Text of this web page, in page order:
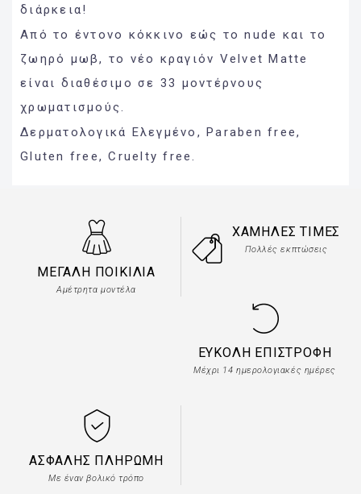
διάρκεια!
Από το έντονο κόκκινο εώς το nude και το
ζωηρό μωβ, το νέο κραγιόν Velvet Matte
είναι διαθέσιμο σε 33 μοντέρνους
χρωματισμούς.
Δερματολογικά Ελεγμένο, Paraben free,
Gluten free, Cruelty free.
ΜΕΓΆΛΗ ΠΟΙΚΙΛΊΑ
Αμέτρητα μοντέλα
ΧΑΜΗΛΈΣ ΤΙΜΈΣ
Πολλές εκπτώσεις
ΕΎΚΟΛΗ ΕΠΙΣΤΡΟΦΉ
Μέχρι 14 ημερολογιακές ημέρες
ΑΣΦΑΛΉΣ ΠΛΗΡΩΜΉ
Με έναν βολικό τρόπο